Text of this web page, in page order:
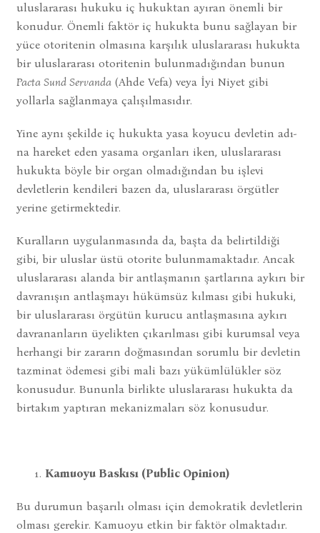
uluslararası hukuku iç hukuktan ayıran önemli bir
konudur. Önemli faktör iç hukukta bunu sağlayan bir
yüce otoritenin olmasına karşılık uluslararası hu­kukta
bir uluslararası otoritenin bulunmadı­ğından bunun
Pacta Sund Servanda(Ahde Vefa) veya İyi Niyet gibi
yollar­la sağlanmaya çalışılmasıdır.
Yine aynı şe­kilde iç hukukta yasa koyucu devletin adı­
na hareket eden yasama organları iken, uluslararası
hukukta böyle bir organ olma­dığından bu işlevi
devletlerin kendileri bazen da, uluslararası örgütler
yerine getir­mektedir.
Kuralların uygulanmasında da, başta da belirtildiği
gibi, bir uluslar üstü oto­rite bulunmamaktadır. Ancak
uluslararası alanda bir antlaşmanın şartlarına aykırı bir
davranışın antlaşmayı hükümsüz kılması gibi hukuki,
bir uluslararası örgütün kurucu antlaşmasına aykırı
davrananların üyelik­ten çıkarılması gibi kurumsal veya
herhan­gi bir zararın doğmasından sorumlu bir dev­letin
tazminat ödemesi gibi mali bazı yü­kümlülükler söz
konusudur. Bununla bir­likte uluslararası hukukta da
birtakım yaptı­ran mekanizmaları söz konusudur.
Kamuoyu Baskısı (Public Opinion)
Bu durumun başarılı olması için demokratik devletlerin
olması gerekir. Kamuoyu etkin bir faktör olmaktadır.